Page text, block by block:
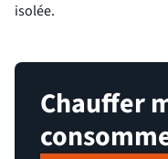
isolée.
Chauffer